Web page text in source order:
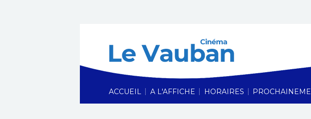
ACCUEIL | A L'AFFICHE | HORAIRES |